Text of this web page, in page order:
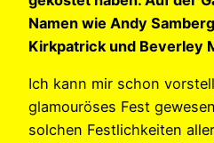
Namen wie Andy
Kirkpatrick und Beverley
Ich kann mir schon
glamouröses Fest
solchen Festlichkeiten